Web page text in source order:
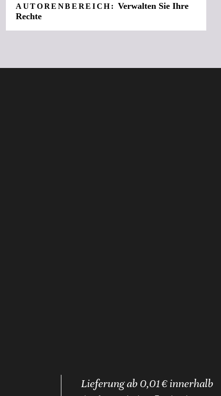
AUTORENBEREICH:Verwalten Sie Ihre
Rechte
Lieferung ab 0,01 € innerhalb